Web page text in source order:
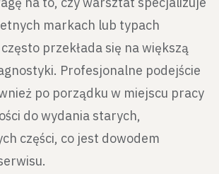
markach lub typach
przekłada się na większą
Profesjonalne podejście
po porządku w miejscu pracy
do wydania starych,
części, co jest dowodem